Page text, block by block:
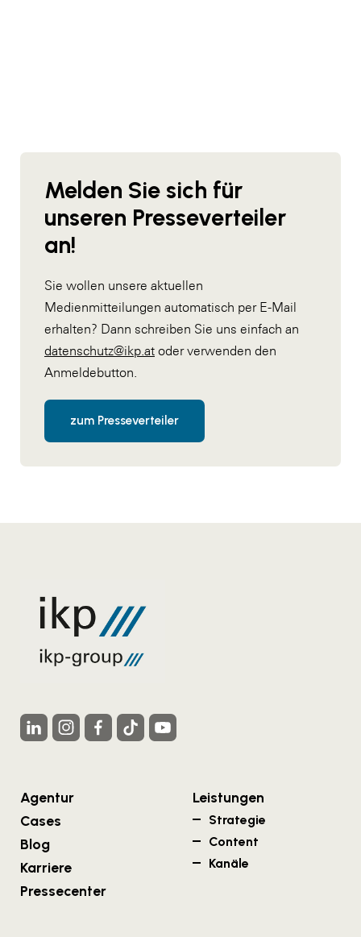
Melden Sie sich für
unseren Presseverteiler
an!
Sie wollen unsere aktuellen
Medienmitteilungen automatisch per E-Mail
erhalten? Dann schreiben Sie uns einfach an
datenschutz@ikp.at oder verwenden den
Anmeldebutton.
zum Presseverteiler
Agentur
Cases
Blog
Karriere
Pressecenter
Leistungen
Strategie
Content
Kanäle